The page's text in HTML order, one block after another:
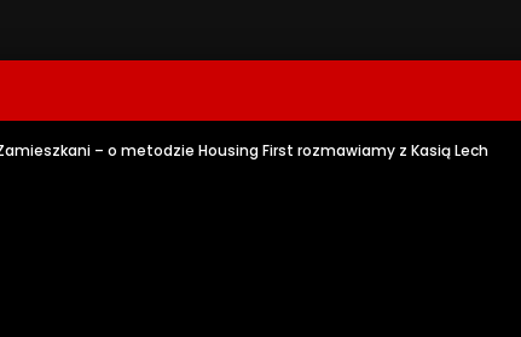
– o metodzie Housing First rozmawiamy z Kasią Lech